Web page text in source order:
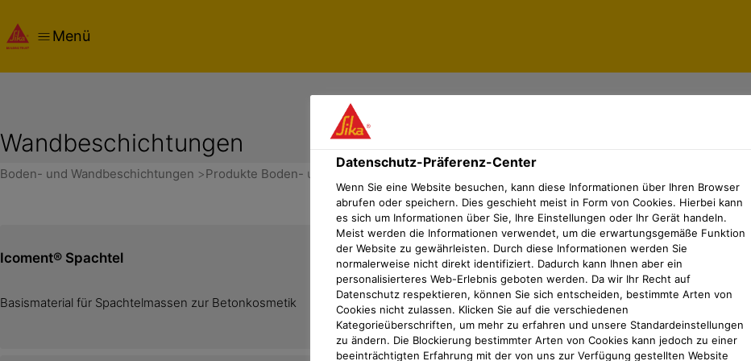
Menü
Wandbeschichtungen
Boden- und Wandbeschichtungen Produkte Boden- und Wandbeschichtung
Icoment® Spachtel
Basismaterial für Spachtelmassen zur Betonkosmetik
Produktdatenblatt
SikaWall®-170 LM
Universeller Leichtspachtel für Füll-
Datenschutz-Präferenz-Center
Wenn Sie eine Website besuchen, kann diese Informationen über Ihren Browser
abrufen oder speichern. Dies geschieht meist in Form von Cookies. Hierbei kann
es sich um Informationen über Sie, Ihre Einstellungen oder Ihr Gerät handeln.
Meist werden die Informationen verwendet, um die erwartungsgemäße Funktion
der Website zu gewährleisten. Durch diese Informationen werden Sie
normalerweise nicht direkt identifiziert. Dadurch kann Ihnen aber ein
personalisierteres Web-Erlebnis geboten werden. Da wir Ihr Recht auf
Datenschutz respektieren, können Sie sich entscheiden, bestimmte Arten von
Cookies nicht zulassen. Klicken Sie auf die verschiedenen
Kategorieüberschriften, um mehr zu erfahren und unsere Standardeinstellungen
zu ändern. Die Blockierung bestimmter Arten von Cookies kann jedoch zu einer
beeinträchtigten Erfahrung mit der von uns zur Verfügung gestellten Website